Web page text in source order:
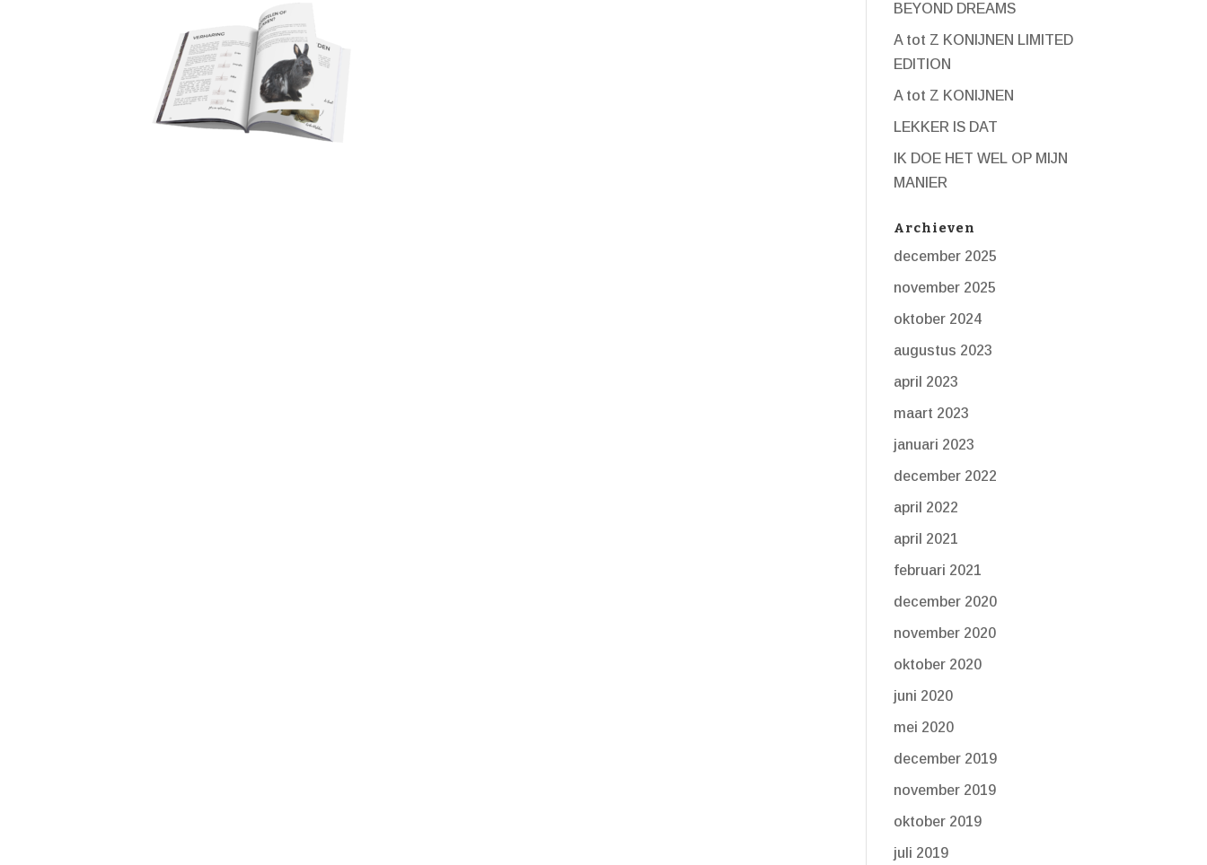
BEYOND DREAMS
A tot Z KONIJNEN LIMITED
EDITION
A tot Z KONIJNEN
LEKKER IS DAT
IK DOE HET WEL OP MIJN
MANIER
Archieven
december 2025
november 2025
oktober 2024
augustus 2023
april 2023
maart 2023
januari 2023
december 2022
april 2022
april 2021
februari 2021
december 2020
november 2020
oktober 2020
juni 2020
mei 2020
december 2019
november 2019
oktober 2019
juli 2019